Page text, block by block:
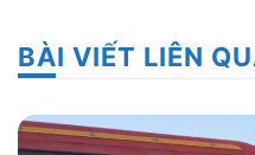
BÀI VIẾT LIÊN